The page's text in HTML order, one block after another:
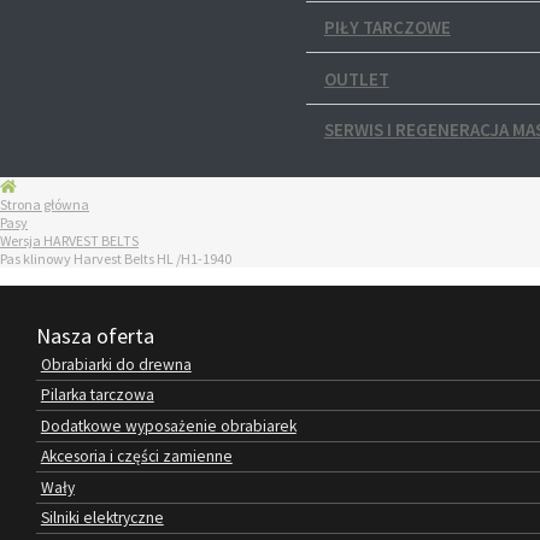
PIŁY TARCZOWE
OUTLET
SERWIS I REGENERACJA
Strona główna
Pasy
Wersja HARVEST BELTS
Pas klinowy Harvest Belts HL /H1-1940
Nasza oferta
Obrabiarki do drewna
Pilarka tarczowa
Dodatkowe wyposażenie obrabiarek
Akcesoria i części zamienne
Wały
Silniki elektryczne